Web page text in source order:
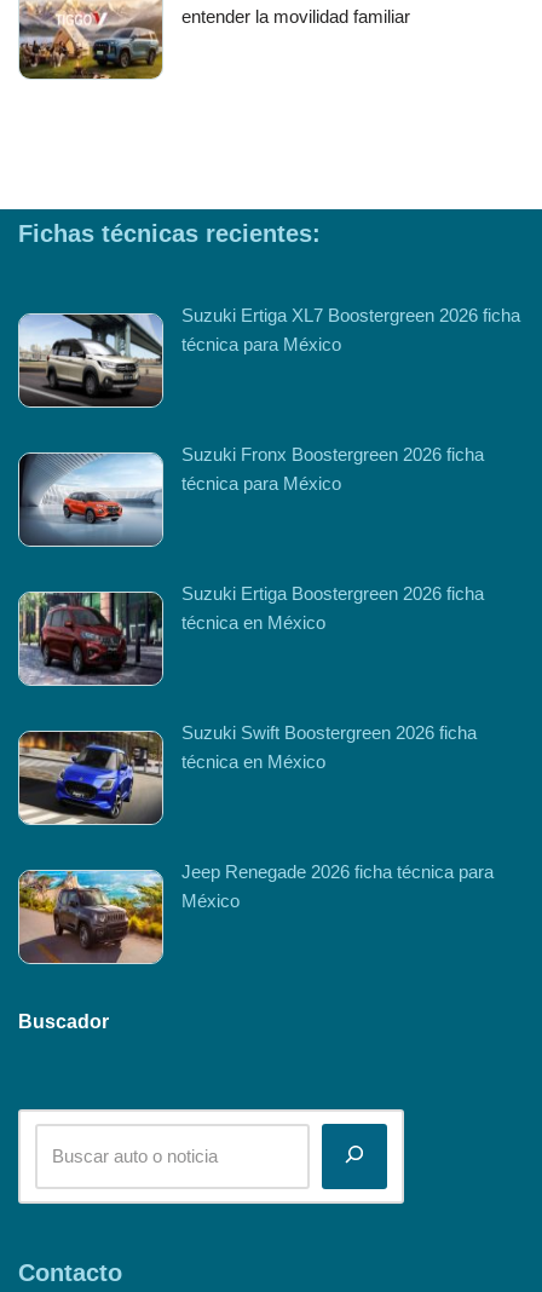
entender la movilidad familiar
Fichas técnicas recientes:
Suzuki Ertiga XL7 Boostergreen 2026 ficha
técnica para México
Suzuki Fronx Boostergreen 2026 ficha
técnica para México
Suzuki Ertiga Boostergreen 2026 ficha
técnica en México
Suzuki Swift Boostergreen 2026 ficha
técnica en México
Jeep Renegade 2026 ficha técnica para
México
Buscador
Contacto